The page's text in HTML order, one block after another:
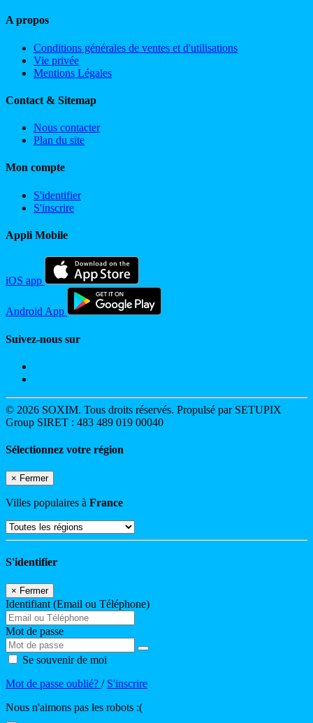
A propos
Conditions générales de ventes et d'utilisations
Vie privée
Mentions Légales
Contact & Sitemap
Nous contacter
Plan du site
Mon compte
S'identifier
S'inscrire
Appli Mobile
iOS app
Android App
Suivez-nous sur
© 2026 SOXIM. Tous droits réservés. Propulsé par SETUPIX
Group SIRET : 483 489 019 00040
Sélectionnez votre région
× Fermer
Villes populaires à France
S'identifier
× Fermer
Identifiant (Email ou Téléphone)
Mot de passe
Se souvenir de moi
Mot de passe oublié? / S'inscrire
Nous n'aimons pas les robots :(